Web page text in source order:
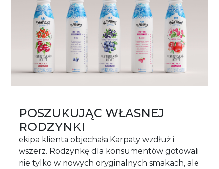
POSZUKUJĄC WŁASNEJ
RODZYNKI
ekipa klienta objechała Karpaty wzdłuż i
wszerz. Rodzynkę dla konsumentów gotowali
nie tylko w nowych oryginalnych smakach, ale